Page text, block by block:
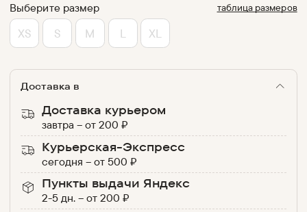
Выберите размер таблица размеров
XS S M L XL
Доставка в
Доставка курьером
завтра –от200 ₽
Курьерская-Экспресс
сегодня –от500 ₽
Пункты выдачи Яндекс
2-5 дн. –от200 ₽